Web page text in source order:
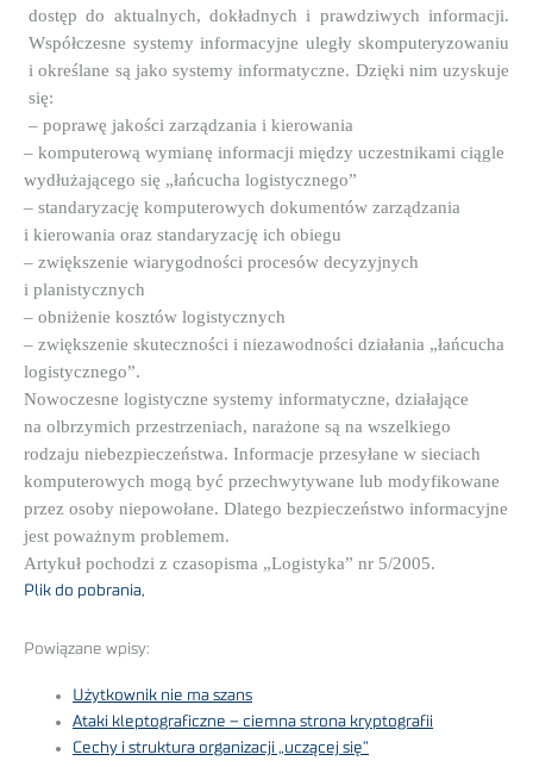
dostęp do aktualnych, dokładnych i prawdziwych informacji.
Współczesne systemy informacyjne uległy skomputeryzowaniu
i określane są jako systemy informatyczne. Dzięki nim uzyskuje
się:
– poprawę jakości zarządzania i kierowania
– komputerową wymianę informacji między uczestnikami ciągle
wydłużającego się „łańcucha logistycznego”
– standaryzację komputerowych dokumentów zarządzania
i kierowania oraz standaryzację ich obiegu
– zwiększenie wiarygodności procesów decyzyjnych
i planistycznych
– obniżenie kosztów logistycznych
– zwiększenie skuteczności i niezawodności działania „łańcucha
logistycznego”.
Nowoczesne logistyczne systemy informatyczne, działające
na olbrzymich przestrzeniach, narażone są na wszelkiego
rodzaju niebezpieczeństwa. Informacje przesyłane w sieciach
komputerowych mogą być przechwytywane lub modyfikowane
przez osoby niepowołane. Dlatego bezpieczeństwo informacyjne
jest poważnym problemem.
Artykuł pochodzi z czasopisma „Logistyka” nr 5/2005.
Plik do pobrania,
Powiązane wpisy:
Użytkownik nie ma szans
Ataki kleptograficzne – ciemna strona kryptografii
Cechy i struktura organizacji „uczącej się”